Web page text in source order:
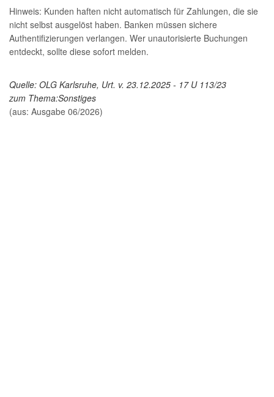
Hinweis: Kunden haften nicht automatisch für Zahlungen, die sie
nicht selbst ausgelöst haben. Banken müssen sichere
Authentifizierungen verlangen. Wer unautorisierte Buchungen
entdeckt, sollte diese sofort melden.
Quelle: OLG Karlsruhe, Urt. v. 23.12.2025 - 17 U 113/23
zum Thema:Sonstiges
(aus: Ausgabe 06/2026)